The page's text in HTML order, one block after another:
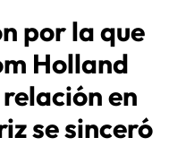
por la que
Holland
en
se sinceró